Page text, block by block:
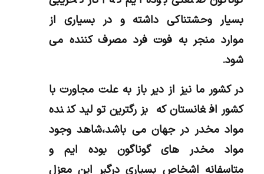
بسیار وحشتناکی داشته و در بسیاری از
موارد منجر به فوت فرد مصرف کننده می
شود.
در کشور ما نیز از دیر باز به علت مجاورت با
کشور افغانستان که بزرگترین تولید کننده
مواد مخدر در جهان می باشد،شاهد وجود
مواد مخدر های گوناگون بوده ایم و
متاسفانه اشخاص بسیاری درگیر این معزل